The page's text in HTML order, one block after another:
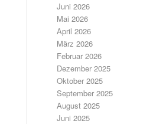
Juni 2026
Mai 2026
April 2026
März 2026
Februar 2026
Dezember 2025
Oktober 2025
September 2025
August 2025
Juni 2025